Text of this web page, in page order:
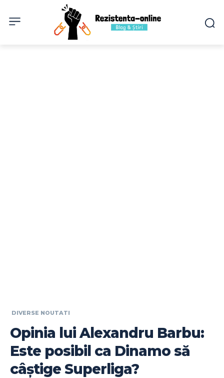
DIVERSE NOUTATI
Opinia lui Alexandru Barbu:
Este posibil ca Dinamo să
câștige Superliga?